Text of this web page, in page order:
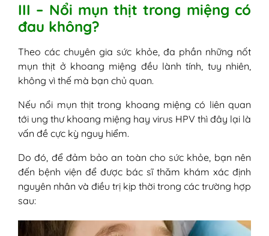
III – Nổi mụn thịt trong miệng có
đau không?
Theo các chuyên gia sức khỏe, đa phần những nốt
mụn thịt ở khoang miệng đều lành tính, tuy nhiên,
không vì thế mà bạn chủ quan.
Nếu nổi mụn thịt trong khoang miệng có liên quan
tới ung thư khoang miệng hay virus HPV thì đây lại là
vấn đề cực kỳ nguy hiểm.
Do đó, để đảm bảo an toàn cho sức khỏe, bạn nên
đến bệnh viện để được bác sĩ thăm khám xác định
nguyên nhân và điều trị kịp thời trong các trường hợp
sau: